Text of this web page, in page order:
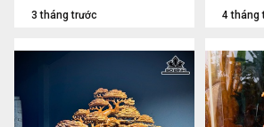
3 tháng trước 4 tháng